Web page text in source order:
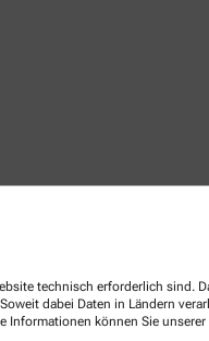
technisch erforderlich sind.
dabei Daten in Ländern
Informationen können Sie unserer